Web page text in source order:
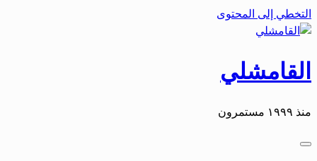
التخطي إلى المحتوى
القامشلي
منذ ١٩٩٩ مستمرون